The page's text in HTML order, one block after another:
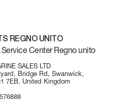
REGNO UNITO
Center Regno unito
SALES LTD
Bridge Rd, Swanwick,
7EB, United Kingdom